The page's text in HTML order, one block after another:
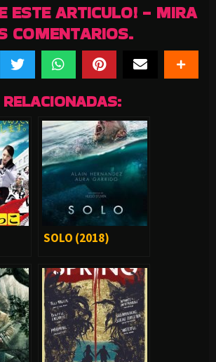
ESTE ARTICULO! - MIRA
COMENTARIOS.
SOLO (2018)